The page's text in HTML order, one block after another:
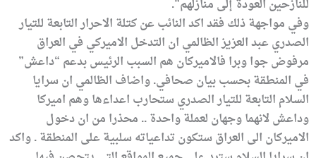
للنازحين العودة إلى منازلهم”.
وفي مواجهة ذلك فقد اكد النائب عن كتلة الاحرار التابعة للتيار
الصدري عبد العزيز الظالمي ان التدخل الاميركي في العراق
مرفوض جوا وبرا فالاميركان هم السبب الرئيس بدعم “داعش”
في المنطقة بحسب بيان صحافي. واضاف الظالمي ان سرايا
السلام التابعة للتيار الصدري ستحارب اعداءها وهم اميركا
وداعش لانهما وجهان لعملة واحدة .. محذرا من ان دخول
الاميركان الى العراق ستكون تداعياته سلبية على المنطقة . واكد